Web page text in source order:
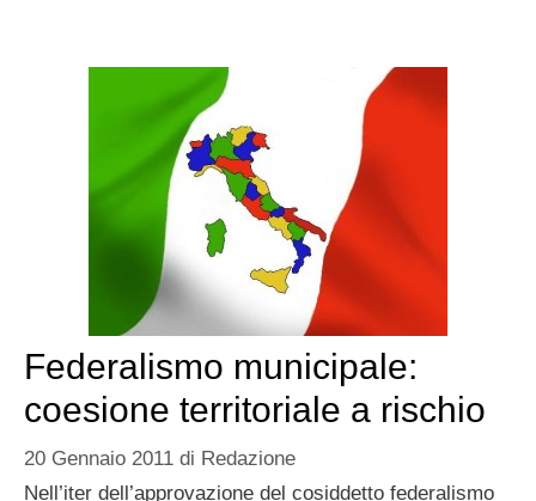
Federalismo municipale:
coesione territoriale a rischio
20 Gennaio 2011 di Redazione
Nell’iter dell’approvazione del cosiddetto federalismo